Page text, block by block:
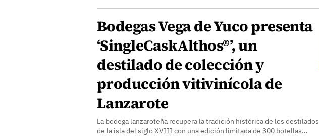
Bodegas Vega de Yuco presenta
‘SingleCaskAlthos®’, un
destilado de colección y
producción vitivinícola de
Lanzarote
La bodega lanzaroteña recupera la tradición histórica de los destilados
de la isla del siglo XVIII con una edición limitada de 300 botellas…